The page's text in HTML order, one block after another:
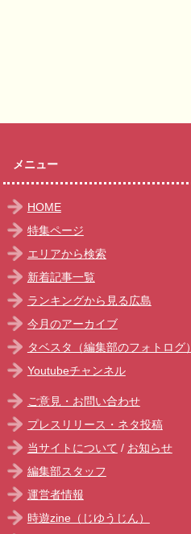
メニュー
HOME
特集ページ
エリアから検索
新着記事一覧
ランキングから見る広島
今月のアーカイブ
タベスタ（編集部のフォトログ）
Youtubeチャンネル
ご意見・お問い合わせ
プレスリリース・ネタ投稿
当サイトについて / お知らせ
編集部スタッフ
運営者情報
時遊zine（じゆうじん）